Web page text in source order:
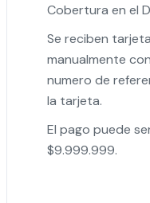
Cobertura en el
Se reciben
manualmente
numero de
la tarjeta.
El pago puede
$9.999.999.